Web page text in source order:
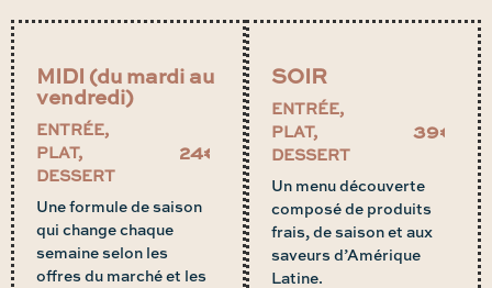
MIDI (du mardi au
vendredi)
ENTRÉE,
PLAT,
DESSERT
24€
Une formule de saison
qui change chaque
semaine selon les
offres du marché et les
SOIR
ENTRÉE,
PLAT,
DESSERT
39€
Un menu découverte
composé de produits
frais, de saison et aux
saveurs d’Amérique
Latine.